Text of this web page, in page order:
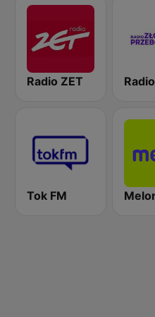
Radio ZET
Tok FM